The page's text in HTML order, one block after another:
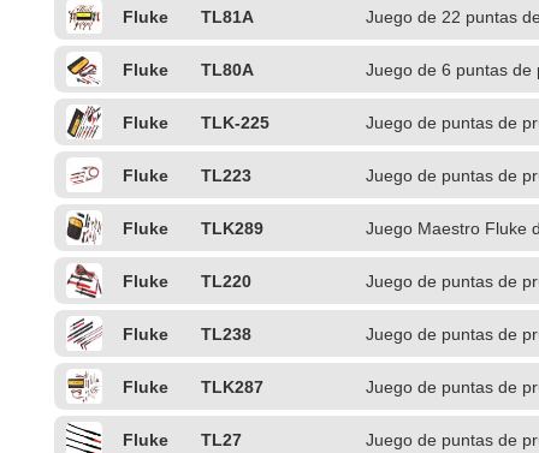
Fluke TL81A Juego de 22 puntas
Fluke TL80A
Juego de 6 puntas de
Fluke
TLK-225 Juego de puntas de
Fluke TL223 Juego de puntas de
Fluke TLK289 Juego Maestro Fluke
Fluke TL220 Juego de puntas de
Fluke TL238 Juego de puntas de
Fluke TLK287 Juego de puntas de
Fluke TL27 Juego de puntas de